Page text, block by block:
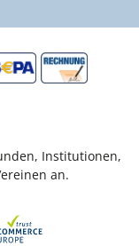
Institutionen,
an.